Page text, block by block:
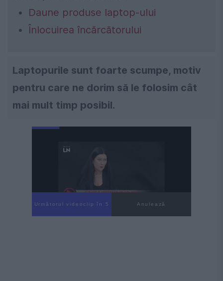
Daune produse laptop-ului
Înlocuirea încărcătorului
Laptopurile sunt foarte scumpe, motiv
pentru care ne dorim să le folosim cât
mai mult timp posibil.
Următorul videoclip în 4 Anulează